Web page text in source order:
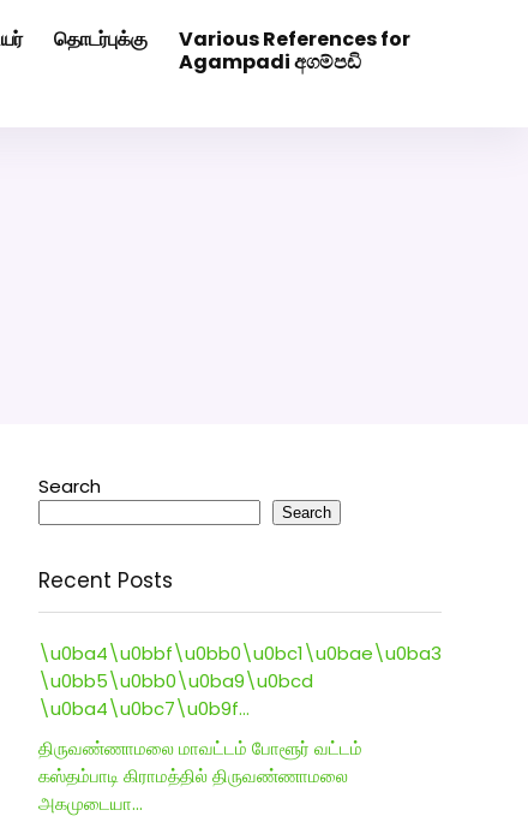
தொடர்புக்கு
Various References for
Agampadi අගම්පඩි
Search
Search
Recent Posts
\u0ba4\u0bbf\u0bb0\u0bc1\u0bae\u0ba3
\u0bb5\u0bb0\u0ba9\u0bcd
\u0ba4\u0bc7\u0b9f…
திருவண்ணாமலை மாவட்டம் போளூர் வட்டம்
கஸ்தம்பாடி கிராமத்தில் திருவண்ணாமலை
அகமுடையா…
Click Here to Download Matrimony App